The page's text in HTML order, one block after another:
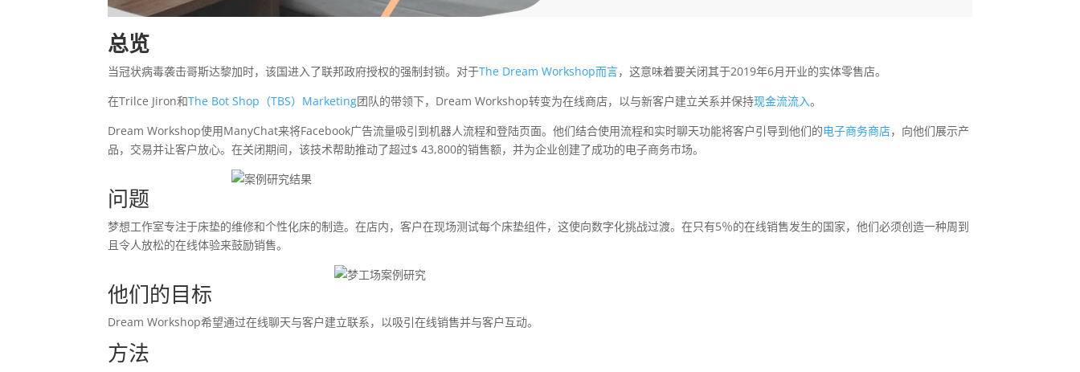
总览
当冠状病毒袭击哥斯达黎加时，该国进入了联邦政府授权的强制封锁。对于The Dream Workshop而言，这意味着要关闭其于2019年6月开业的实体零售店。
在Trilce Jiron和The Bot Shop（TBS）Marketing团队的带领下，Dream Workshop转变为在线商店，以与新客户建立关系并保持现金流流入。
Dream Workshop使用ManyChat来将Facebook广告流量吸引到机器人流程和登陆页面。他们结合使用流程和实时聊天功能将客户引导到他们的电子商务商店，向他们展示产
品，交易并让客户放心。在关闭期间，该技术帮助推动了超过$ 43,800的销售额，并为企业创建了成功的电子商务市场。
问题
梦想工作室专注于床垫的维修和个性化床的制造。在店内，客户在现场测试每个床垫组件，这使向数字化挑战过渡。在只有5％的在线销售发生的国家，他们必须创造一种周到
且令人放松的在线体验来鼓励销售。
他们的目标
Dream Workshop希望通过在线聊天与客户建立联系，以吸引在线销售并与客户互动。
方法